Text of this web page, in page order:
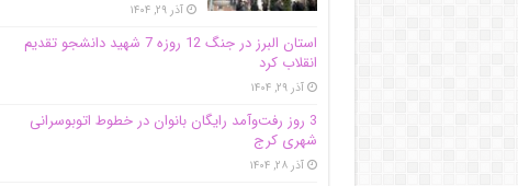
آذر ۲۹, ۱۴۰۴
استان البرز در جنگ 12 روزه 7 شهید دانشجو تقدیم
انقلاب کرد
آذر ۲۹, ۱۴۰۴
3 روز رفت‌وآمد رایگان بانوان در خطوط اتوبوسرانی
شهری کرج
آذر ۲۸, ۱۴۰۴